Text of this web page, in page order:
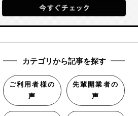
カテゴリから記事を探す
ご利用者様の
声
先輩開業者の
声